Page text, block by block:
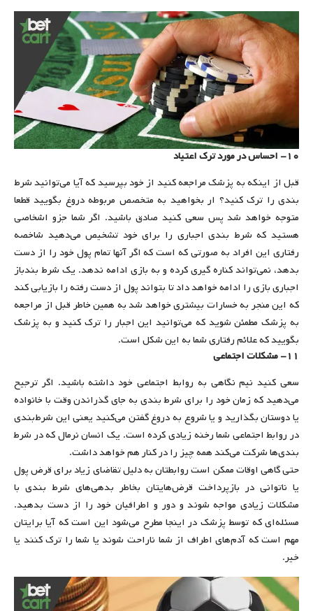
۱۰- احساس در مورد ترک اعتیاد
قبل از اینکه به پزشک مراجعه کنید از خود بپرسید که آیا می‌توانید شرط
بندی را ترک کنید؟ ار بخواهید به متخصص مربوطه دروغ بگویید قطعا
متوجه خواهد شد پس سعی کنید صادق باشید. اگر شما جزو اشخاصی
هستید که شرط بندی اجباری را برای خود تشخیص می‌دهید شاخصه
رفتاری این افراد به صورتی که است که اگر آنها تمام پول خود را از دست
بدهد، نمی‌تواند کناره گیری کرده و به بازی ادامه ندهد. یک شرط بندباز
اجباری بازی را ادامه خواهد داد تا بتواند پول از دست رفته را بازیابی کند
که این منجر به خسارات بیشتری خواهد شد به همین خاطر قبل از مراجعه
به پزشک مطمئن شوید که می‌توانید این اجبار را ترک کنید و به پزشک
بگویید که علائم رفتاری شما به این شکل است.
۱۱- مشکلات اجتماعی
سعی کنید نیم نگاهی به روابط اجتماعی خود داشته باشید. اگر ترجیح
می‌دهید که زمان خود را برای شرط بندی به جای گذراندن وقت با خانواده
یا دوستان بگذارید و یا شروع به دروغ گفتن می‌کنید یعنی این شرط‌بندی
در روابط اجتماعی شما رخنه زیادی کرده است. یک انسان نرمال که در شرط‍
بندی‌ها شرکت می‌کند همه چیز را در کنار هم خواهد داشت.
حتی گاهی اوقات ممکن است روابطتان به دلیل تقاضای زیاد برای قرض پول
یا ناتوانی در بازپرداخت قرض‌هایتان بخاطر بدهی‌های شرط بندی با
مشکلات زیادی مواجه شوند و دور و اطرافیان خود را از دست بدهید.
مسئله‌ای که توسط پزشک در اینجا مطرح می‌شود این است که آیا برایتان
مهم است که آدم‌های اطراف از شما ناراحت شوند یا شما را ترک کنند یا
خیر.